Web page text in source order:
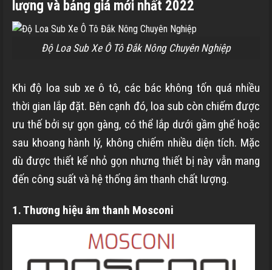
lượng và bảng giá mới nhất 2022
Độ Loa Sub Xe Ô Tô Đắk Nông Chuyên Nghiệp
Khi độ loa sub xe ô tô, các bác không tốn quá nhiều
thời gian lắp đặt. Bên cạnh đó, loa sub còn chiếm được
ưu thế bởi sự gọn gàng, có thể lắp dưới gầm ghế hoặc
sau khoang hành lý, không chiếm nhiều diện tích. Mặc
dù được thiết kế nhỏ gọn nhưng thiết bị này vẫn mang
đến công suất và hệ thống âm thanh chất lượng.
1. Thương hiệu âm thanh Mosconi